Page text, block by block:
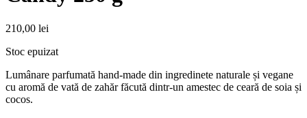
210,00 lei
Stoc epuizat
Lumânare parfumată hand-made din ingredinete naturale și vegane
cu aromă de vată de zahăr făcută dintr-un amestec de ceară de soia și
cocos.